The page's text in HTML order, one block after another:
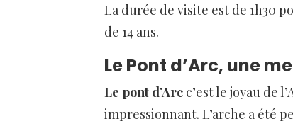
La durée de visite est de 1h30
de 14 ans.
Le Pont d’Arc, une
Le pont d’Arc c’est le joyau de
impressionnant. L’arche a été